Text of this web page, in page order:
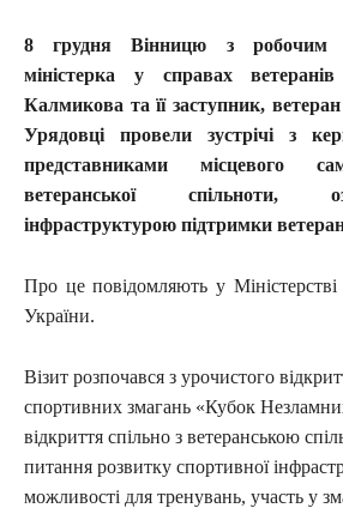
8 грудня Вінницю з робочим
міністерка у справах
Калмикова та її заступник,
Урядовці провели зустрічі з
представниками місцевого
ветеранської спільноти,
інфраструктурою підтримки
Про це повідомляють у Міністерстві
України.
Візит розпочався з урочистого
спортивних змагань «Кубок
відкриття спільно з ветеранською
питання розвитку спортивної
можливості для тренувань, участь у